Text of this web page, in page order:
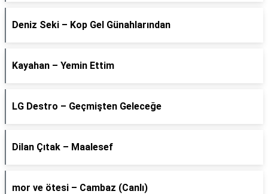
Deniz Seki – Kop Gel Günahlarından
Kayahan – Yemin Ettim
LG Destro – Geçmişten Geleceğe
Dilan Çıtak – Maalesef
​mor ve ötesi – Cambaz (Canlı)